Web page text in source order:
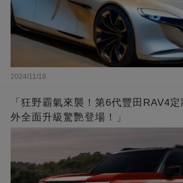
2024/11/18
「狂野霸氣來襲！第6代豐田RAV4
外全面升級驚艷登場！」